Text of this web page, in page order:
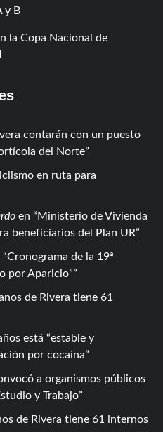
y B
la Copa Nacional de
contarán con un puesto
del Norte
en ruta para
en
Ministerio de Vivienda
beneficiarios del Plan UR
Cronograma de la 19ª
por Aparicio”
de Rivera tiene 61
está “estable y
por cocaína
a organismos públicos
y Trabajo
de Rivera tiene 61 internos